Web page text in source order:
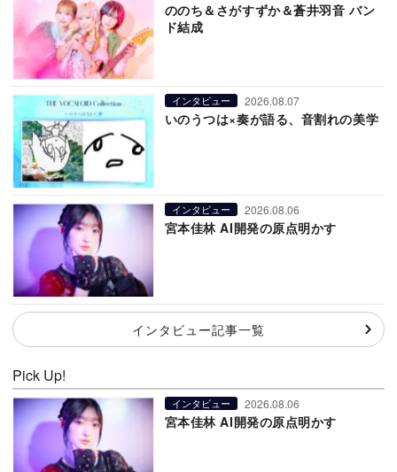
ののち＆さがすずか＆蒼井羽音 バン
ド結成
インタビュー 2026.08.07
いのうつは×奏が語る、音割れの美学
インタビュー 2026.08.06
宮本佳林 AI開発の原点明かす
インタビュー記事一覧
Pick Up!
インタビュー 2026.08.06
宮本佳林 AI開発の原点明かす